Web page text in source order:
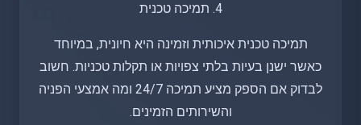
4. תמיכה טכנית
תמיכה טכנית איכותית וזמינה היא חיונית, במיוחד
כאשר ישנן בעיות בלתי צפויות או תקלות טכניות. חשוב
לבדוק אם הספק מציע תמיכה 24/7 ומה אמצעי הפניה
והשירותים הזמינים.